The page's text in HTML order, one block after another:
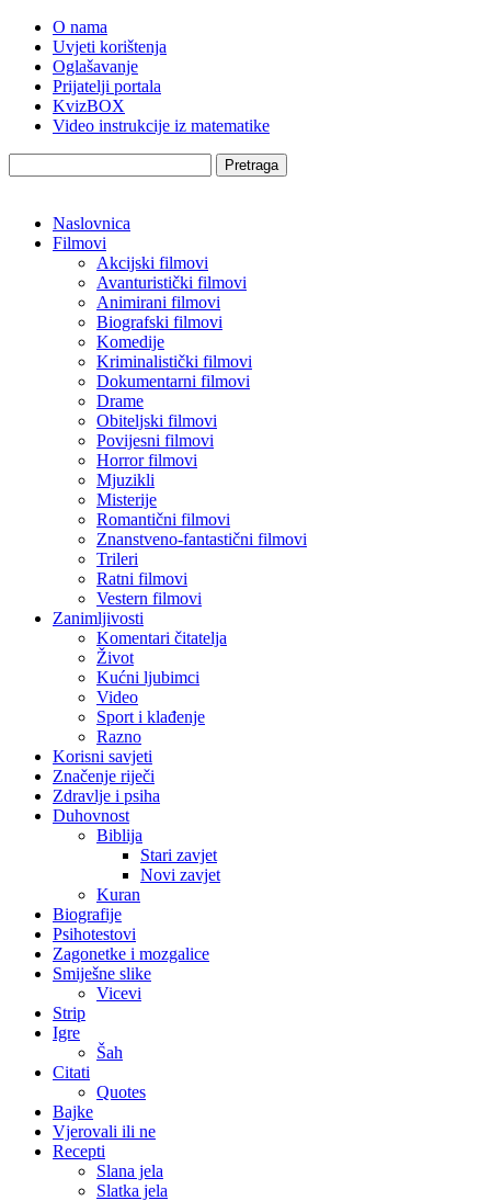
O nama
Uvjeti korištenja
Oglašavanje
Prijatelji portala
KvizBOX
Video instrukcije iz matematike
Pretraga
Naslovnica
Filmovi
Akcijski filmovi
Avanturistički filmovi
Animirani filmovi
Biografski filmovi
Komedije
Kriminalistički filmovi
Dokumentarni filmovi
Drame
Obiteljski filmovi
Povijesni filmovi
Horror filmovi
Mjuzikli
Misterije
Romantični filmovi
Znanstveno-fantastični filmovi
Trileri
Ratni filmovi
Vestern filmovi
Zanimljivosti
Komentari čitatelja
Život
Kućni ljubimci
Video
Sport i klađenje
Razno
Korisni savjeti
Značenje riječi
Zdravlje i psiha
Duhovnost
Biblija
Stari zavjet
Novi zavjet
Kuran
Biografije
Psihotestovi
Zagonetke i mozgalice
Smiješne slike
Vicevi
Strip
Igre
Šah
Citati
Quotes
Bajke
Vjerovali ili ne
Recepti
Slana jela
Slatka jela